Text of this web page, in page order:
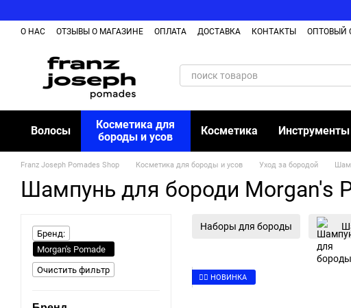
О НАС ОТЗЫВЫ О МАГАЗИНЕ ОПЛАТА ДОСТАВКА КОНТАКТЫ ОПТОВЫЙ
Волосы
Косметика для
бороды и усов
Косметика Инструменты
Franz Joseph Pomades Shop Косметика для бороды и усов Уход за бородой
Шампунь для бороди Morgan's
Наборы для бороды
👉🏻 НОВИНКА
Бренд:
Morgan's Pomade
Очистить фильтр